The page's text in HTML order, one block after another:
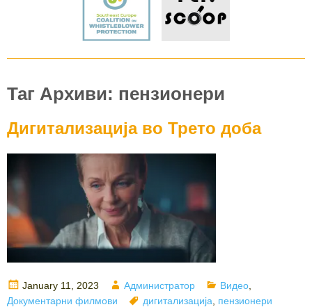
Таг Архиви: пензионери
Дигитализација во Трето доба
Posted
on
January 11, 2023 Author
Администратор Categories
Видео
Документарни филмови
Tags
дигитализација
пензионери